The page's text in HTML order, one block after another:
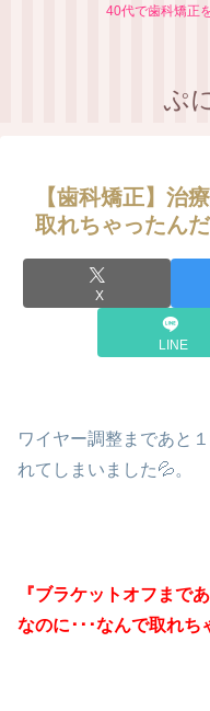
40代で歯科矯正
ぷ
【歯科矯正】治
取れちゃったん
X
LINE
ワイヤー調整まであと
れてしまいました💦。
『ブラケットオフまで
なのに･･･なんで取れち